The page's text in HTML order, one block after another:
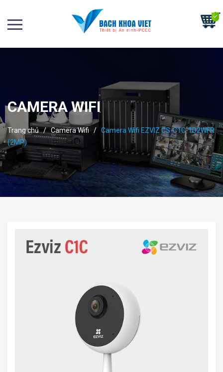
CAMERA WIFI
Trang chủ / Camera Wifi / Camera Wifi EZVIZ CS-C1C-1D2WFR
(2MP)